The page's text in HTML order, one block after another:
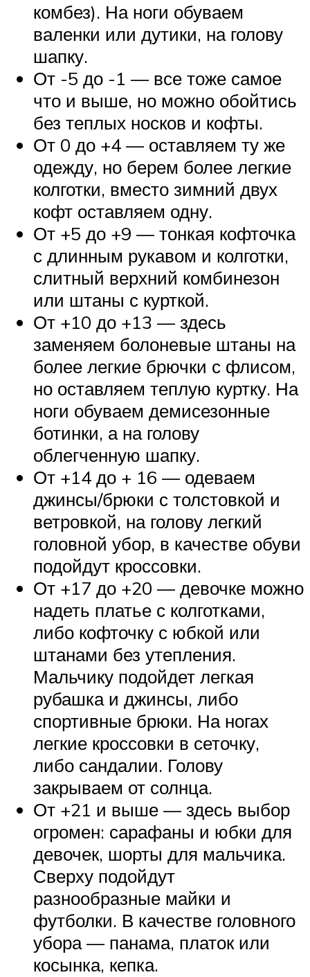
комбез). На ноги обуваем
валенки или дутики, на голову
шапку.
От -5 до -1 — все тоже самое
что и выше, но можно обойтись
без теплых носков и кофты.
От 0 до +4 — оставляем ту же
одежду, но берем более легкие
колготки, вместо зимний двух
кофт оставляем одну.
От +5 до +9 — тонкая кофточка
с длинным рукавом и колготки,
слитный верхний комбинезон
или штаны с курткой.
От +10 до +13 — здесь
заменяем болоневые штаны на
более легкие брючки с флисом,
но оставляем теплую куртку. На
ноги обуваем демисезонные
ботинки, а на голову
облегченную шапку.
От +14 до + 16 — одеваем
джинсы/брюки с толстовкой и
ветровкой, на голову легкий
головной убор, в качестве обуви
подойдут кроссовки.
От +17 до +20 — девочке можно
надеть платье с колготками,
либо кофточку с юбкой или
штанами без утепления.
Мальчику подойдет легкая
рубашка и джинсы, либо
спортивные брюки. На ногах
легкие кроссовки в сеточку,
либо сандалии. Голову
закрываем от солнца.
От +21 и выше — здесь выбор
огромен: сарафаны и юбки для
девочек, шорты для мальчика.
Сверху подойдут
разнообразные майки и
футболки. В качестве головного
убора — панама, платок или
косынка, кепка.